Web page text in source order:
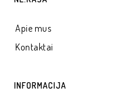
Apie mus
Kontaktai
INFORMACIJA